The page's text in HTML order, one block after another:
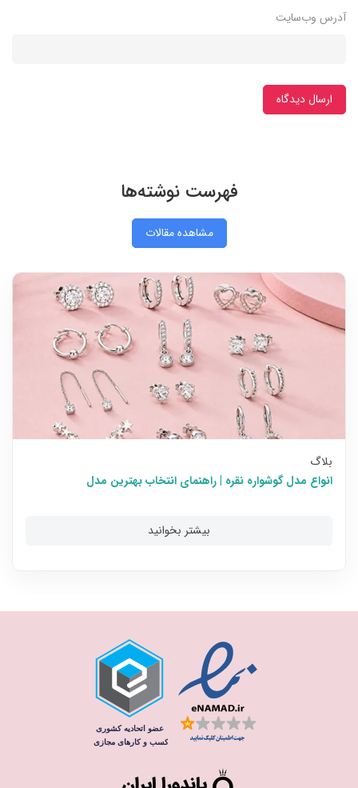
آدرس وب‌سایت
ارسال دیدگاه
فهرست نوشته‌ها
مشاهده مقالات
بلاگ
انواع مدل گوشواره نقره | راهنمای انتخاب بهترین مدل
بیشتر بخوانید